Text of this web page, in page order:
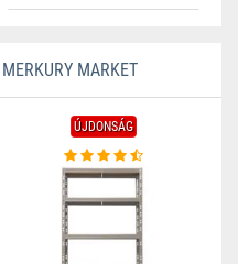
MARKET
ÚJDONSÁG